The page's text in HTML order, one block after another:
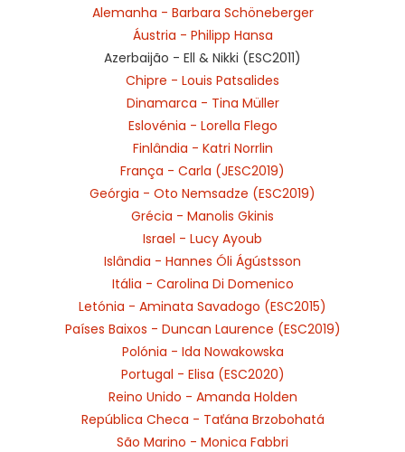
Alemanha - Barbara Schöneberger
Áustria - Philipp Hansa
Azerbaijão - Ell & Nikki (ESC2011)
Chipre - Louis Patsalides
Dinamarca - Tina Müller
Eslovénia - Lorella Flego
Finlândia - Katri Norrlin
França - Carla (JESC2019)
Geórgia - Oto Nemsadze (ESC2019)
Grécia - Manolis Gkinis
Israel - Lucy Ayoub
Islândia - Hannes Óli Ágústsson
Itália - Carolina Di Domenico
Letónia - Aminata Savadogo (ESC2015)
Países Baixos - Duncan Laurence (ESC2019)
Polónia - Ida Nowakowska
Portugal - Elisa (ESC2020)
Reino Unido - Amanda Holden
República Checa - Taťána Brzobohatá
São Marino - Monica Fabbri